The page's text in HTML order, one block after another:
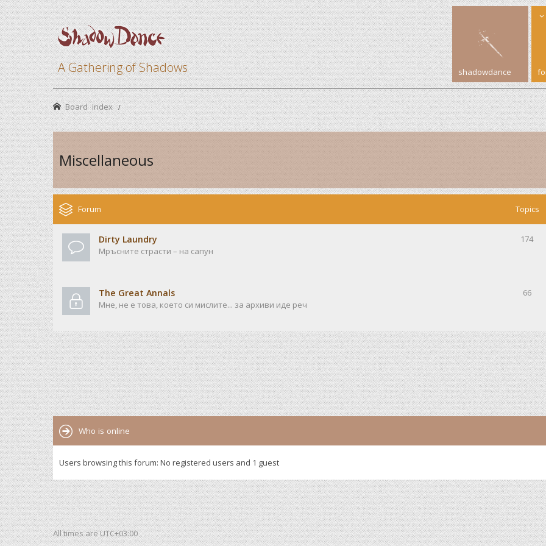
A Gathering of Shadows shadowdance
Board index
Miscellaneous
Forum Topics
Dirty Laundry
Мръсните страсти – на сапун
174
The Great Annals
Мне, не е това, което си мислите... за архиви иде реч
66
Who is online
Users browsing this forum: No registered users and 1 guest
All times areUTC+03:00